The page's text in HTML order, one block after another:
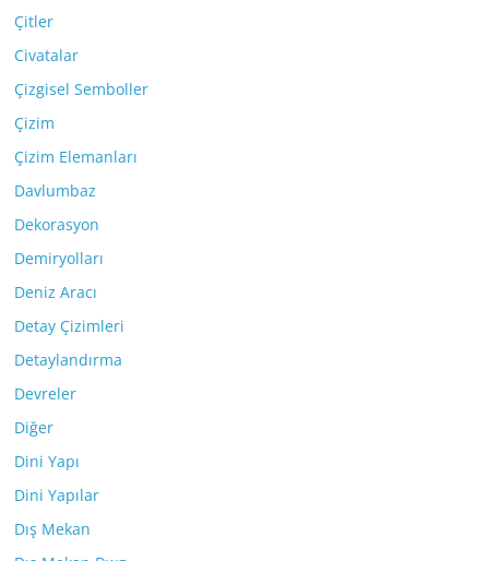
Çitler
Civatalar
Çizgisel Semboller
Çizim
Çizim Elemanları
Davlumbaz
Dekorasyon
Demiryolları
Deniz Aracı
Detay Çizimleri
Detaylandırma
Devreler
Diğer
Dini Yapı
Dini Yapılar
Dış Mekan